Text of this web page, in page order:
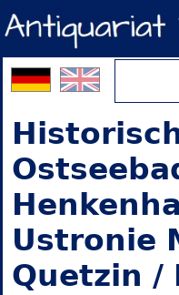
Ustronie
Quetzin /